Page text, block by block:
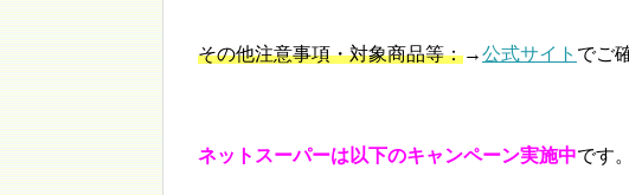
その他注意事項・対象商品等：→公式サイト でご
ネットスーパーは以下のキャンペーン実施中です。